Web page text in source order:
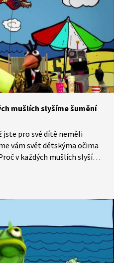
mušlích slyšíme šumění
pro své dítě neměli
vám svět dětskýma očima
v každých mušlích slyšíme